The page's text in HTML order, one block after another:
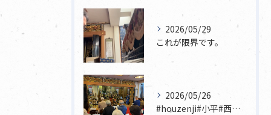
2026/05/29
これが限界です。
2026/05/26
#houzenji#小平#西東京市#東村山#立川市国分寺市寺...